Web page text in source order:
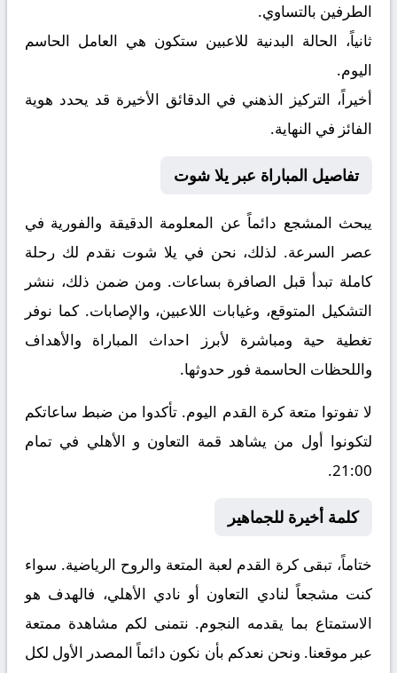
الطرفين بالتساوي.
ثانياً، الحالة البدنية للاعبين ستكون هي العامل الحاسم
اليوم.
أخيراً، التركيز الذهني في الدقائق الأخيرة قد يحدد هوية
الفائز في النهاية.
تفاصيل المباراة عبر يلا شوت
يبحث المشجع دائماً عن المعلومة الدقيقة والفورية في
عصر السرعة. لذلك، نحن في يلا شوت نقدم لك رحلة
كاملة تبدأ قبل الصافرة بساعات. ومن ضمن ذلك، ننشر
التشكيل المتوقع، وغيابات اللاعبين، والإصابات. كما نوفر
تغطية حية ومباشرة لأبرز احداث المباراة والأهداف
واللحظات الحاسمة فور حدوثها.
لا تفوتوا متعة كرة القدم اليوم. تأكدوا من ضبط ساعاتكم
لتكونوا أول من يشاهد قمة التعاون و الأهلي في تمام
21:00.
كلمة أخيرة للجماهير
ختاماً، تبقى كرة القدم لعبة المتعة والروح الرياضية. سواء
كنت مشجعاً لنادي التعاون أو نادي الأهلي، فالهدف هو
الاستمتاع بما يقدمه النجوم. نتمنى لكم مشاهدة ممتعة
عبر موقعنا. ونحن نعدكم بأن نكون دائماً المصدر الأول لكل